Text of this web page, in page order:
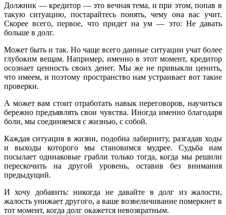
Должник — кредитор — это вечная тема, и при этом, попав в
такую ситуацию, постарайтесь понять, чему она вас учит.
Скорее всего, первое, что придет на ум — это: Не давать
больше в долг.
Может быть и так. Но чаще всего данные ситуации учат более
глубоким вещам. Например, именно в этот момент, кредитор
осознает ценность своих денег. Мы же не привыкли ценить,
что имеем, и поэтому пространство нам устраивает вот такие
проверки.
А может вам стоит отработать навык переговоров, научиться
бережно предъявлять свои чувства. Иногда именно благодаря
боли, мы соединяемся с жизнью, с собой.
Каждая ситуация в жизни, подобна лабиринту, разгадав ходы
и выходы которого мы становимся мудрее. Судьба нам
посылает одинаковые грабли только тогда, когда мы решили
перескочить на другой уровень, оставив без внимания
предыдущий.
И хочу добавить: никогда не давайте в долг из жалости,
жалость унижает другого, а ваше возвеличивание померкнет в
тот момент, когда долг окажется невозвратным.